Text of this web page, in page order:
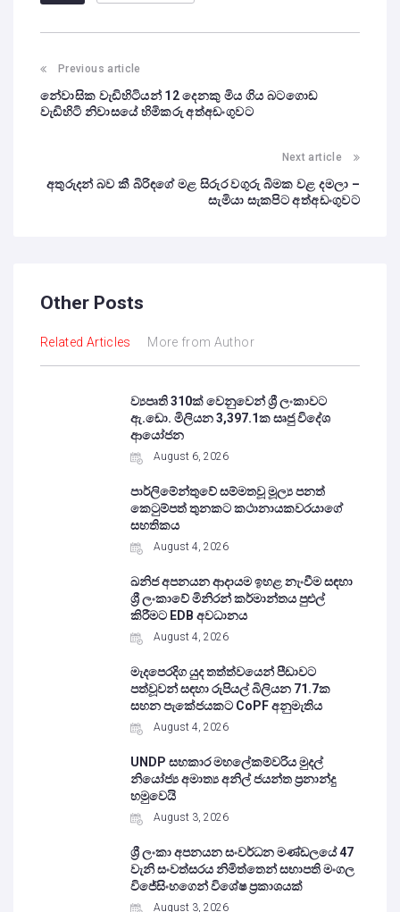
Previous article
නේවාසික වැඩිහිටියන් 12 දෙනකු මිය ගිය බටගොඩ
වැඩිහිටි නිවාසයේ හිමිකරු අත්අඩංගුවට
Next article
අතුරුදන් බව කී බිරිඳගේ මළ සිරුර වගුරු බිමක වළ දමලා –
සැමියා සැකපිට අත්අඩංගුවට
Other Posts
Related Articles More from Author
ව්‍යපෘති 310ක් වෙනුවෙන් ශ්‍රී ලංකාවට
ඇ.ඩො. මිලියන 3,397.1ක සෘජු විදේශ
ආයෝජන
August 6, 2026
පාර්ලිමේන්තුවේ සම්මතවූ මූල්‍ය පනත්
කෙටුම්පත් තුනකට කථානායකවරයාගේ
සහතිකය
August 4, 2026
ඛනිජ අපනයන ආදායම ඉහළ නැංවීම සඳහා
ශ්‍රී ලංකාවේ මිනිරන් කර්මාන්තය පුළුල්
කිරීමට EDB අවධානය
August 4, 2026
මැදපෙරදිග යුද තත්ත්වයෙන් පීඩාවට
පත්වූවන් සඳහා රුපියල් බිලියන 71.7ක
සහන පැකේජයකට CoPF අනුමැතිය
August 4, 2026
UNDP සහකාර මහලේකම්වරිය මුදල්
නියෝජ්‍ය අමාත්‍ය අනිල් ජයන්ත ප්‍රනාන්දු
හමුවෙයි
August 3, 2026
ශ්‍රී ලංකා අපනයන සංවර්ධන මණ්ඩලයේ 47
වැනි සංවත්සරය නිමිත්තෙන් සභාපති මංගල
විජේසිංහගෙන් විශේෂ ප්‍රකාශයක්
August 3, 2026